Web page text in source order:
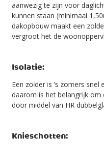
aanwezig te zijn voor
kunnen staan (minimaal
dakopbouw maakt een
vergroot het de
Isolatie:
Een zolder is ’s zomers snel
daarom is het belangrijk om
door middel van HR
Knieschotten: